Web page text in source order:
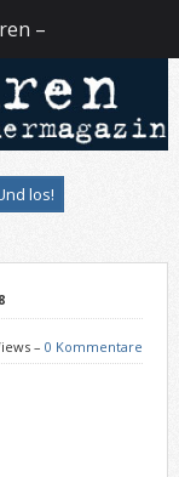
–0 Kommentare
–